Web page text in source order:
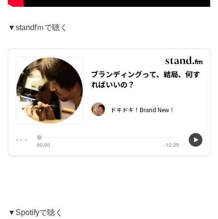
▼standfｍで聴く
▼Spotifyで聴く